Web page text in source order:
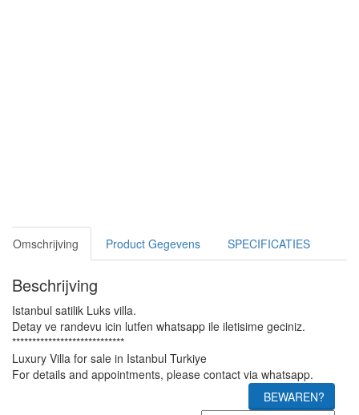
Omschrijving Product Gegevens SPECIFICATIES
Beschrijving
Istanbul satilik Luks villa.
Detay ve randevu icin lutfen whatsapp ile iletisime geciniz.
****************************
Luxury Villa for sale in Istanbul Turkiye
For details and appointments, please contact via whatsapp.
BEWAREN?